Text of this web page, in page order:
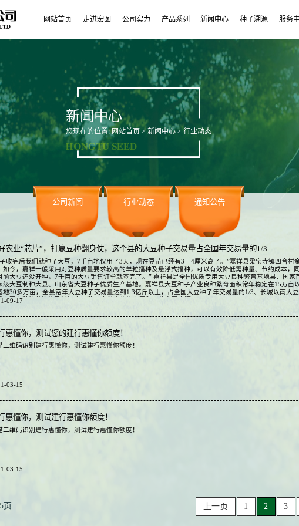
网站首页 走进宏图 公司实力 产品系列 新闻中心 种子溯源 服务
新闻中心
您现在的位置:网站首页 >新闻中心 > 行业动态
公司新闻 行业动态 通知公告
农业“芯片”，打赢豆种翻身仗，这个县的大豆种子交易量占全国年交易量的1/3
收完后我们就种了大豆，7千亩地仅用了3天，现在豆苗已经有3—4厘米高了。”嘉祥县梁宝寺镇四合村
如今，嘉祥一般采用对豆种质量要求较高的单粒播种及悬浮式播种，可以有效降低需种量、节约成本，
前大豆还没开种，7千亩的大豆销售订单就签完了。” 嘉祥县是全国优质专用大豆良种繁育基地县、国家
级大豆制种大县、山东省大豆种子优质生产基地。嘉祥县大豆种子产业良种繁育面积常年稳定在15万亩
地30多万亩，全县常年大豆种子交易量达到1.3亿斤以上，占全国大豆种子年交易量的1/3、长城以南大豆
大豆良种被黄淮海及长江中下游11个省市作为大豆种子的主要来源。
09-17
惠懂你，测试您的建行惠懂你额度！
二维码识别建行惠懂你，测试建行惠懂你额度！
03-15
惠懂你，测试建行惠懂你额度！
二维码识别建行惠懂你，测试建行惠懂你额度！
03-15
页 上一页 1 2 3